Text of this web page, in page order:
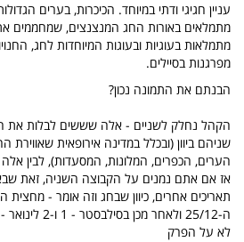
עניין חגיגי ודתי במיוחד. הכיכרות, בערים
מתמלאים באורות החג המנצנצים, שמחממים
מתמלאות בעוגיות ובעוגות המיוחדות לחג,
מפרגנות בסיילים.
הבנתם את התמונה נכון?
הקהל נחלק לשניים - אלה שששים לבלות את
שניהם ביוון (ובכלל במדינה אירופאית
הערים, הכפרים, המלונות, המסעדות), לבין
אז אם אתם נמנים על הקבוצה השניה, זאת
ה-25/12 ולאחר
לא על הפרק